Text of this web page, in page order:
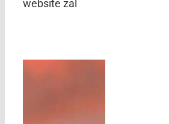
website zal